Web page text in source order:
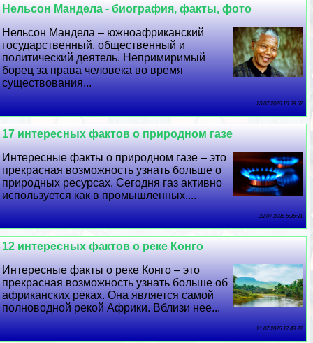
Нельсон Maндела - биография, факты, фото
Нельсон Maндела – южноафриканский
государственный, общественный и
политический деятель. Непримиримый
борец за права человека во время
существования...
23 07 2026 10:59:52
17 интересных фактов о природном газе
Интересные факты о природном газе – это
прекрасная возможность узнать больше о
природных ресурсах. Сегодня газ активно
используется как в промышленных,...
22 07 2026 5:26:31
12 интересных фактов о реке Конго
Интересные факты о реке Конго – это
прекрасная возможность узнать больше об
африканских реках. Она является самой
полноводной рекой Африки. Вблизи нее...
21 07 2026 17:43:22